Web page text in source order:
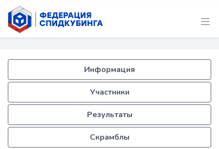
Информация
Участники
Результаты
Скрамблы